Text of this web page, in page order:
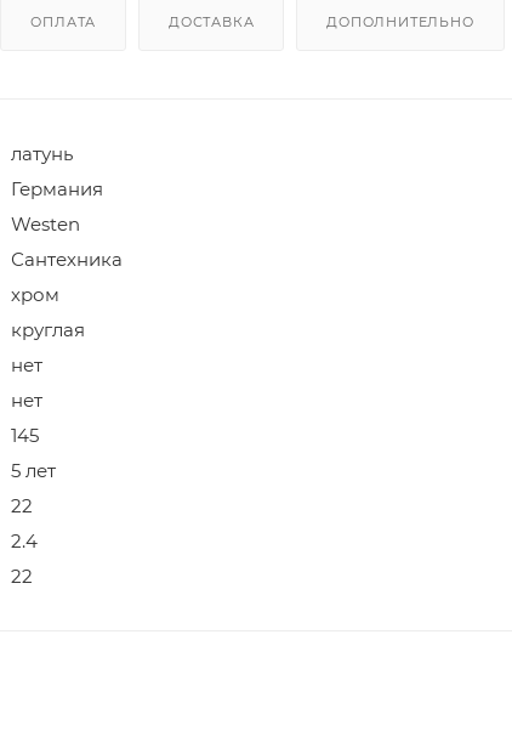
ОПЛАТА ДОСТАВКА ДОПОЛНИТЕЛЬНО
латунь
Германия
Westen
Сантехника
хром
круглая
нет
нет
145
5 лет
22
2.4
22